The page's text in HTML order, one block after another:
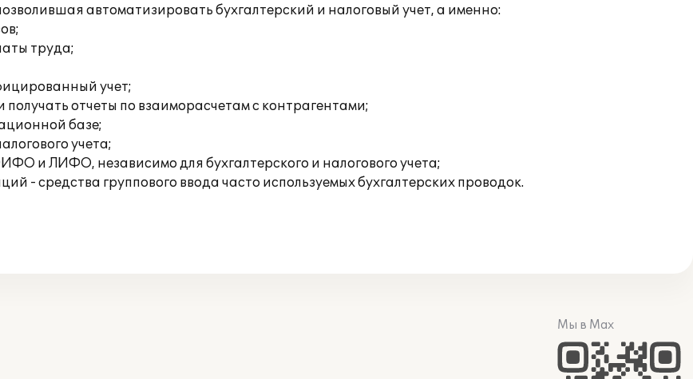
автоматизировать бухгалтерский и налоговый учет, а именно:
труда;
учет;
отчеты по взаиморасчетам с контрагентами;
базе;
учета;
и ЛИФО, независимо для бухгалтерского и налогового учета;
- средства группового ввода часто используемых бухгалтерских проводок.
Мы в Max